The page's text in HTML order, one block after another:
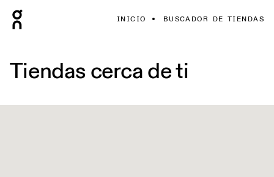
INICIO BUSCADOR DE TIENDAS
Tiendas cerca de ti